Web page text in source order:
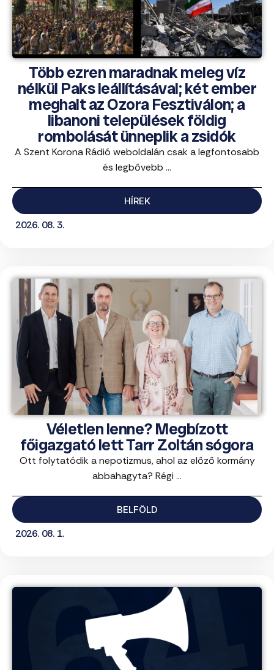
Több ezren maradnak meleg víz
nélkül Paks leállításával; két ember
meghalt az Ozora Fesztiválon; a
libanoni települések földig
rombolását ünneplik a zsidók
A Szent Korona Rádió weboldalán csak a legfontosabb
és legbővebb ...
HÍREK
2026. 08. 3.
Véletlen lenne? Megbízott
főigazgató lett Tarr Zoltán sógora
Ott folytatódik a nepotizmus, ahol az előző kormány
abbahagyta? Régi ...
BELFÖLD
2026. 08. 1.